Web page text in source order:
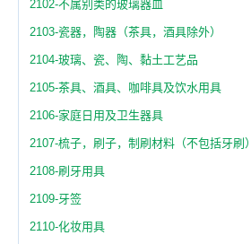
2102-不属别类的玻璃器皿
2103-瓷器，陶器（茶具，酒具除外）
2104-玻璃、瓷、陶、黏土工艺品
2105-茶具、酒具、咖啡具及饮水用具
2106-家庭日用及卫生器具
2107-梳子，刷子，制刷材料（不包括牙刷）
2108-刷牙用具
2109-牙签
2110-化妆用具